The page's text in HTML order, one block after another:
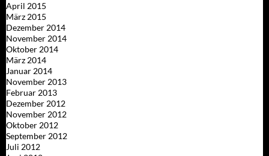
April 2015
März 2015
Dezember 2014
November 2014
Oktober 2014
März 2014
Januar 2014
November 2013
Februar 2013
Dezember 2012
November 2012
Oktober 2012
September 2012
Juli 2012